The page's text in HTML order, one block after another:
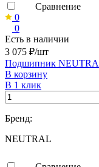
Сравнение
0
0
Есть в наличии
3 075 ₽/шт
Подшипник
В корзину
В 1 клик
Бренд:
NEUTRAL